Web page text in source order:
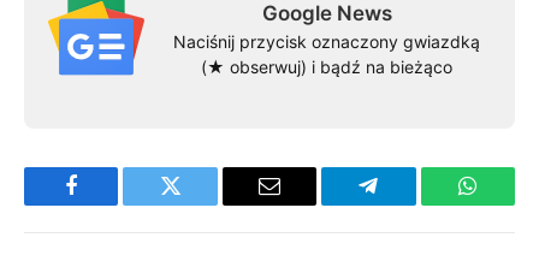
Google News
Naciśnij przycisk oznaczony gwiazdką
(★ obserwuj) i bądź na bieżąco
Facebook Twitter Email Telegram